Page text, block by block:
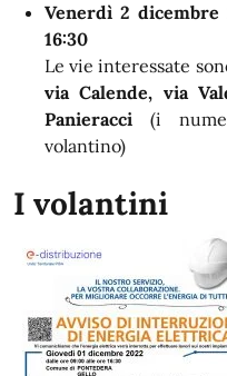
Venerdì 2
16:30
Le vie interessate
via Calende, via
Panieracci (i
volantino)
I volantini